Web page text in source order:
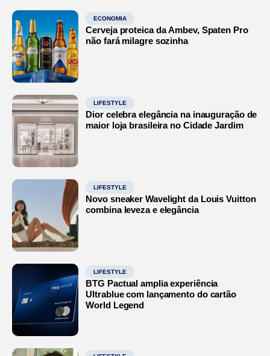
ECONOMIA
Cerveja proteica da Ambev, Spaten Pro
não fará milagre sozinha
LIFESTYLE
Dior celebra elegância na inauguração de
maior loja brasileira no Cidade Jardim
LIFESTYLE
Novo sneaker Wavelight da Louis Vuitton
combina leveza e elegância
LIFESTYLE
BTG Pactual amplia experiência
Ultrablue com lançamento do cartão
World Legend